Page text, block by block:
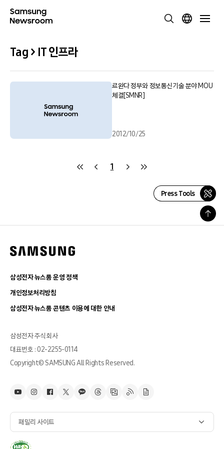
Tag > IT 인프라
르완다 정부와 정보통신기술 분야 MOU
체결[SMNR]
2012/10/25
1
Press Tools
삼성전자 뉴스룸 운영 정책
개인정보처리방침
삼성전자 뉴스룸 콘텐츠 이용에 대한 안내
삼성전자 주식회사
대표번호 : 02-2255-0114
Copyright© SAMSUNG All Rights Reserved.
패밀리 사이트